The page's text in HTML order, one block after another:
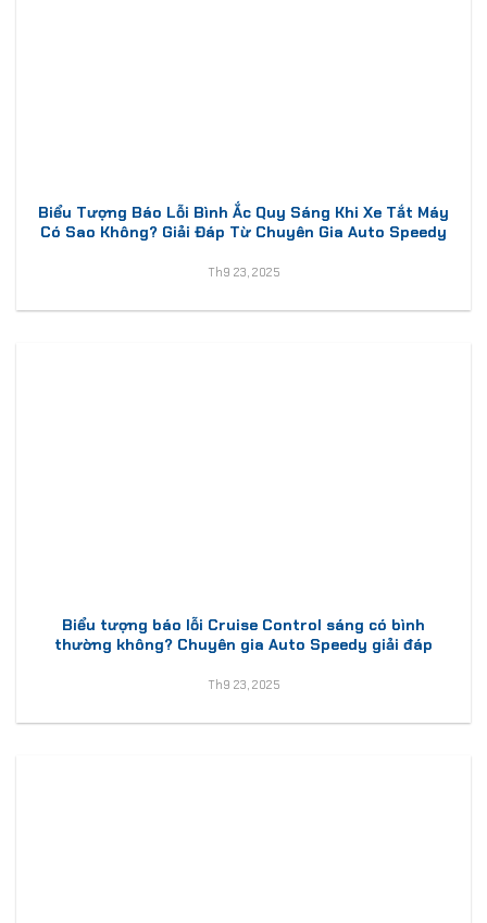
Biểu Tượng Báo Lỗi Bình Ắc Quy Sáng Khi Xe Tắt Máy
Có Sao Không? Giải Đáp Từ Chuyên Gia Auto Speedy
Th9 23, 2025
Biểu tượng báo lỗi Cruise Control sáng có bình
thường không? Chuyên gia Auto Speedy giải đáp
Th9 23, 2025